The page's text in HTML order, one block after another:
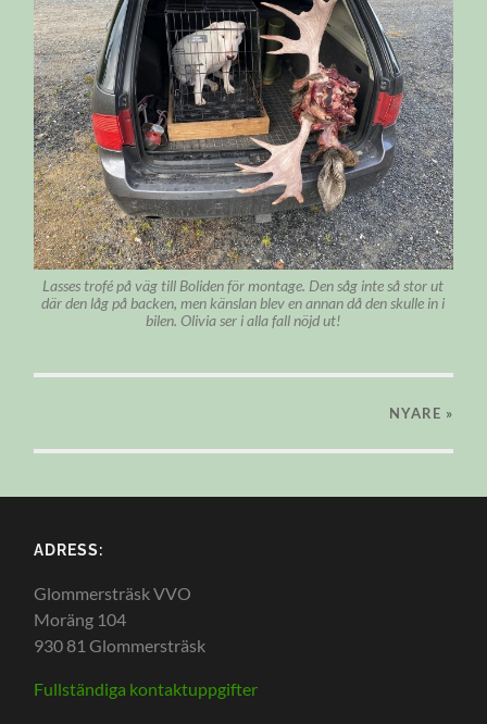
Lasses trofé på väg till Boliden för montage. Den såg inte så stor ut
där den låg på backen, men känslan blev en annan då den skulle in i
bilen. Olivia ser i alla fall nöjd ut!
NYARE »
ADRESS:
Glommersträsk VVO
Moräng 104
930 81 Glommersträsk
Fullständiga kontaktuppgifter